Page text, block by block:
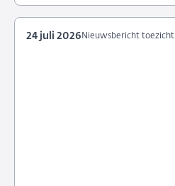
Nieuwsbericht toezicht
24 juli 2026